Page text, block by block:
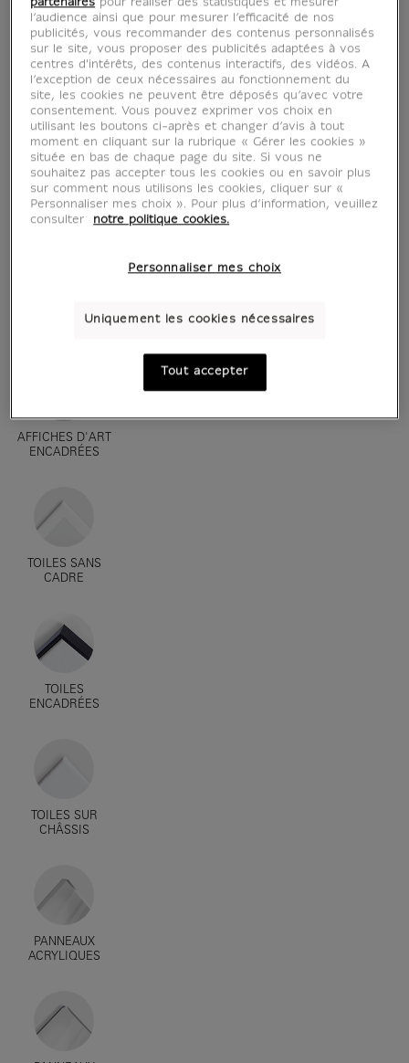
voir en situation zoom produit
AFFICHES D'ART
AFFICHES D'ART
ENCADRÉES
TOILES SANS
CADRE
TOILES
ENCADRÉES
TOILES SUR
CHÂSSIS
PANNEAUX
ACRYLIQUES
partenaires pour réaliser des statistiques et mesurer
l’audience ainsi que pour mesurer l’efficacité de nos
publicités, vous recommander des contenus personnalisés
sur le site, vous proposer des publicités adaptées à vos
centres d'intérêts, des contenus interactifs, des vidéos. A
l’exception de ceux nécessaires au fonctionnement du
site, les cookies ne peuvent être déposés qu’avec votre
consentement. Vous pouvez exprimer vos choix en
utilisant les boutons ci-après et changer d’avis à tout
moment en cliquant sur la rubrique « Gérer les cookies »
située en bas de chaque page du site. Si vous ne
souhaitez pas accepter tous les cookies ou en savoir plus
sur comment nous utilisons les cookies, cliquer sur «
Personnaliser mes choix ». Pour plus d’information, veuillez
consulter
notre politique cookies.
Personnaliser mes choix
Uniquement les cookies nécessaires
Tout accepter